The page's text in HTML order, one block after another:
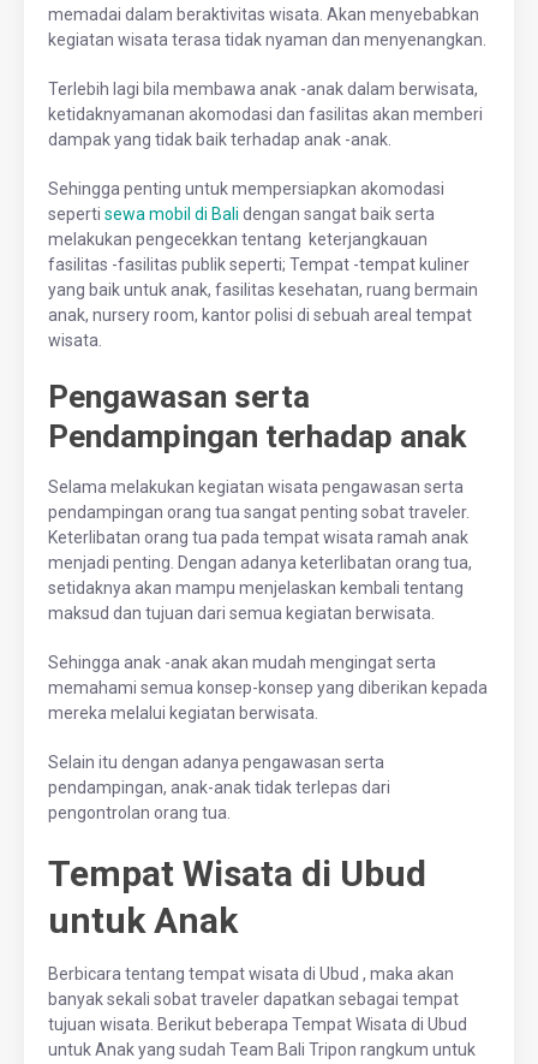
memadai dalam beraktivitas wisata. Akan menyebabkan
kegiatan wisata terasa tidak nyaman dan menyenangkan.
Terlebih lagi bila membawa anak -anak dalam berwisata,
ketidaknyamanan akomodasi dan fasilitas akan memberi
dampak yang tidak baik terhadap anak -anak.
Sehingga penting untuk mempersiapkan akomodasi
seperti sewa mobil di Bali dengan sangat baik serta
melakukan pengecekkan tentang keterjangkauan
fasilitas -fasilitas publik seperti; Tempat -tempat kuliner
yang baik untuk anak, fasilitas kesehatan, ruang bermain
anak, nursery room, kantor polisi di sebuah areal tempat
wisata.
Pengawasan serta
Pendampingan terhadap anak
Selama melakukan kegiatan wisata pengawasan serta
pendampingan orang tua sangat penting sobat traveler.
Keterlibatan orang tua pada tempat wisata ramah anak
menjadi penting. Dengan adanya keterlibatan orang tua,
setidaknya akan mampu menjelaskan kembali tentang
maksud dan tujuan dari semua kegiatan berwisata.
Sehingga anak -anak akan mudah mengingat serta
memahami semua konsep-konsep yang diberikan kepada
mereka melalui kegiatan berwisata.
Selain itu dengan adanya pengawasan serta
pendampingan, anak-anak tidak terlepas dari
pengontrolan orang tua.
Tempat Wisata di Ubud
untuk Anak
Berbicara tentang tempat wisata di Ubud , maka akan
banyak sekali sobat traveler dapatkan sebagai tempat
tujuan wisata. Berikut beberapa Tempat Wisata di Ubud
untuk Anak yang sudah Team Bali Tripon rangkum untuk